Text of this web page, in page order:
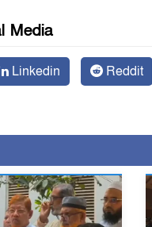
Media
Linkedin Reddit